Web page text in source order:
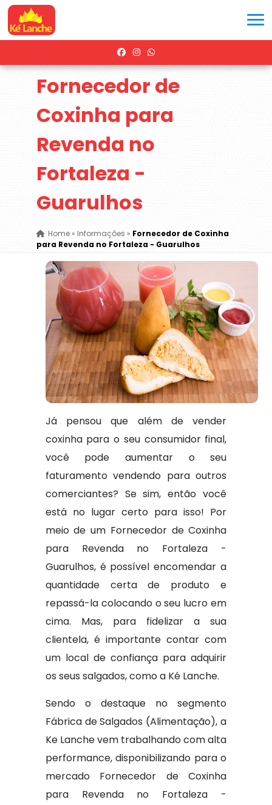
Fornecedor de
Coxinha para
Revenda no
Fortaleza -
Guarulhos
Home» Informações » Fornecedor de Coxinha
para Revenda no Fortaleza - Guarulhos
Já pensou que além de vender
coxinha para o seu consumidor final,
você pode aumentar o seu
faturamento vendendo para outros
comerciantes? Se sim, então você
está no lugar certo para isso! Por
meio de um Fornecedor de Coxinha
para Revenda no Fortaleza -
Guarulhos, é possível encomendar a
quantidade certa de produto e
repassá-la colocando o seu lucro em
cima. Mas, para fidelizar a sua
clientela, é importante contar com
um local de confiança para adquirir
os seus salgados, como a Ké Lanche.
Sendo o destaque no segmento
Fábrica de Salgados (Alimentação), a
Ke Lanche vem trabalhando com alta
performance, disponibilizando para o
mercado Fornecedor de Coxinha
para Revenda no Fortaleza -